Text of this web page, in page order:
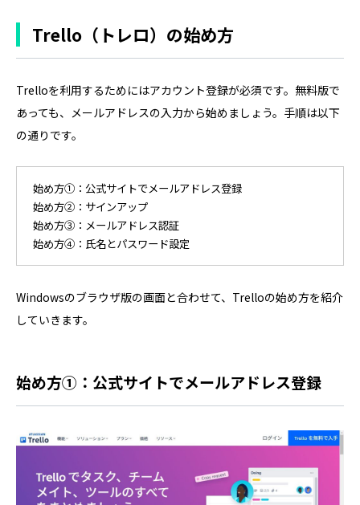
Trello（トレロ）の始め方
Trelloを利用するためにはアカウント登録が必須です。無料版で
あっても、メールアドレスの入力から始めましょう。手順は以下
の通りです。
始め方①：公式サイトでメールアドレス登録
始め方②：サインアップ
始め方③：メールアドレス認証
始め方④：氏名とパスワード設定
Windowsのブラウザ版の画面と合わせて、Trelloの始め方を紹介
していきます。
始め方①：公式サイトでメールアドレス登録